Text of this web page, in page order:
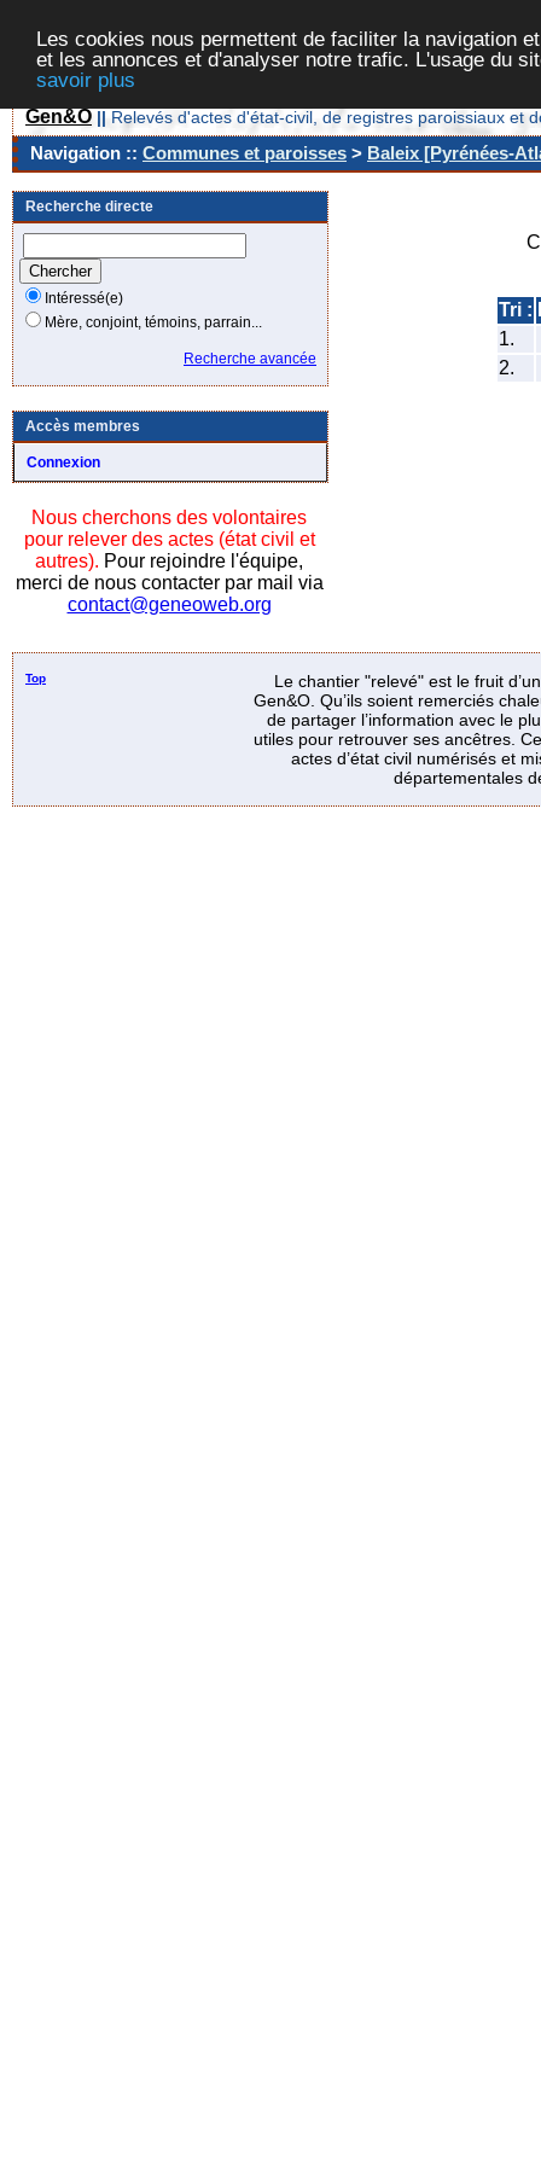
Les cookies nous permettent de faciliter la navigation
et les annonces et d'analyser notre trafic. L'usage du
savoir plus
Gen&O || Relevés d'actes d'état-civil, de registres paroissiaux et
Navigation :: Communes et paroisses > Baleix [Pyrénées-
Recherche directe
Intéressé(e)
Mère, conjoint, témoins, parrain...
Recherche avancée
Accès membres
Connexion
Nous cherchons des volontaires
pour relever des actes (état civil et
autres). Pour rejoindre l'équipe,
merci de nous contacter par mail via
contact@geneoweb.org
Tri :
1.
2.
Top
Le chantier "relevé" est le fruit
Gen&O. Qu’ils soient remerciés
de partager l’information avec le
utiles pour retrouver ses ancêtres.
actes d’état civil numérisés et
départementales